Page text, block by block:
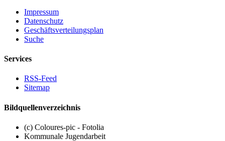
Impressum
Datenschutz
Geschäftsverteilungsplan
Suche
Services
RSS-Feed
Sitemap
Bildquellenverzeichnis
(c) Coloures-pic - Fotolia
Kommunale Jugendarbeit